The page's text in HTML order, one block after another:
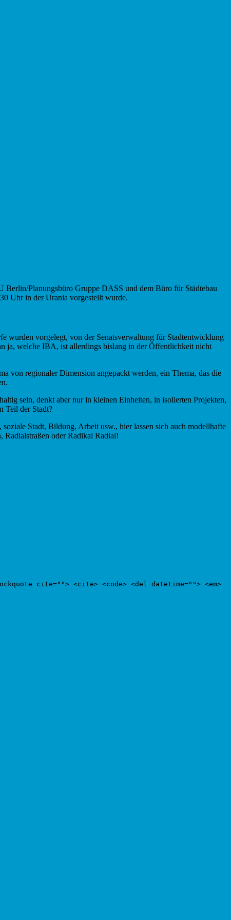
Planungsbüro Gruppe DASS und dem Büro für Städtebau
Uhr in der Urania vorgestellt wurde.
wurden vorgelegt, von der Senatsverwaltung für Stadtentwicklung
ja, welche IBA, ist allerdings bislang in der Öffentlichkeit nicht
von regionaler Dimension angepackt werden, ein Thema, das die
sein, denkt aber nur in kleinen Einheiten, in isolierten Projekten,
Teil der Stadt?
Stadt, Bildung, Arbeit usw., hier lassen sich auch modellhafte
Radialstraßen oder Radikal Radial!
cite=""> <cite> <code> <del datetime=""> <em>